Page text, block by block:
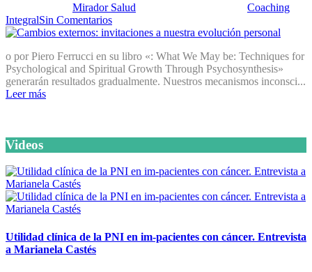
Mirador Salud
Coaching
IntegralSin Comentarios
o por Piero Ferrucci en su libro «: What We May be: Techniques for
Psychological and Spiritual Growth Through Psychosynthesis»
generarán resultados gradualmente. Nuestros mecanismos inconsci...
Leer más
Videos
Utilidad clínica de la PNI en im-pacientes con cáncer. Entrevista
a Marianela Castés